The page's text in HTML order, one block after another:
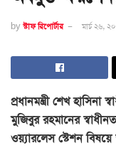
by স্টাফ রিপোর্টার মার্চ ২৬,
প্রধানমন্ত্রী শেখ
মুজিবুর রহমানের
ওয়্যারলেস স্টেশন